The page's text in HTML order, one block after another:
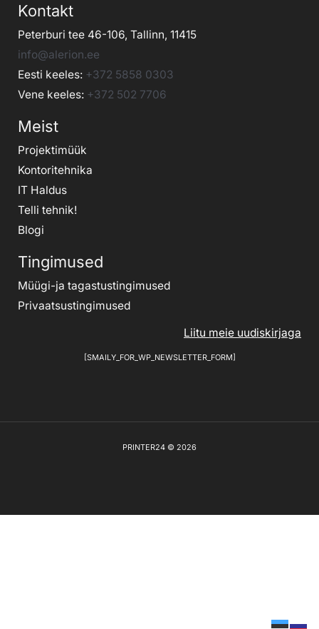
Kontakt
Peterburi tee 46-106, Tallinn, 11415
info@alerion.ee
Eesti keeles: +372 5858 0303
Vene keeles: +372 502 7706
Meist
Projektimüük
Kontoritehnika
IT Haldus
Telli tehnik!
Blogi
Tingimused
Müügi-ja tagastustingimused
Privaatsustingimused
Liitu meie uudiskirjaga
[SMAILY_FOR_WP_NEWSLETTER_FORM]
PRINTER24 © 2026